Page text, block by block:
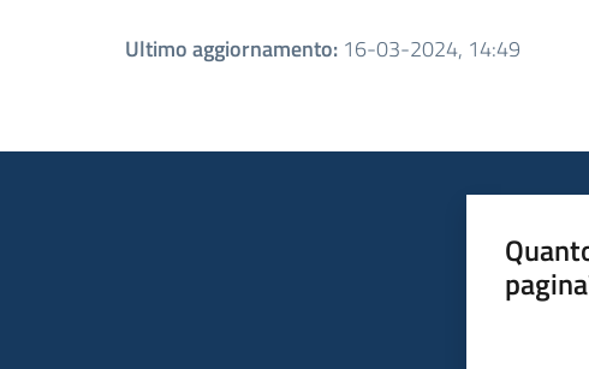
Ultimo aggiornamento: 16-03-2024, 14:49